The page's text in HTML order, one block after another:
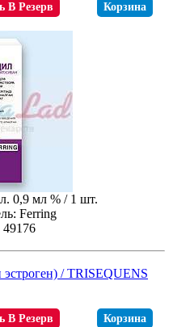
В Резерв Корзина
0,9 мл % / 1 шт.
Ferring
/ TRISEQUENS
В Резерв Корзина